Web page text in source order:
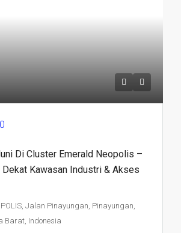
Di Cluster Emerald Neopolis –
Kawasan Industri & Akses
Jalan Pinayungan, Pinayungan,
Barat, Indonesia